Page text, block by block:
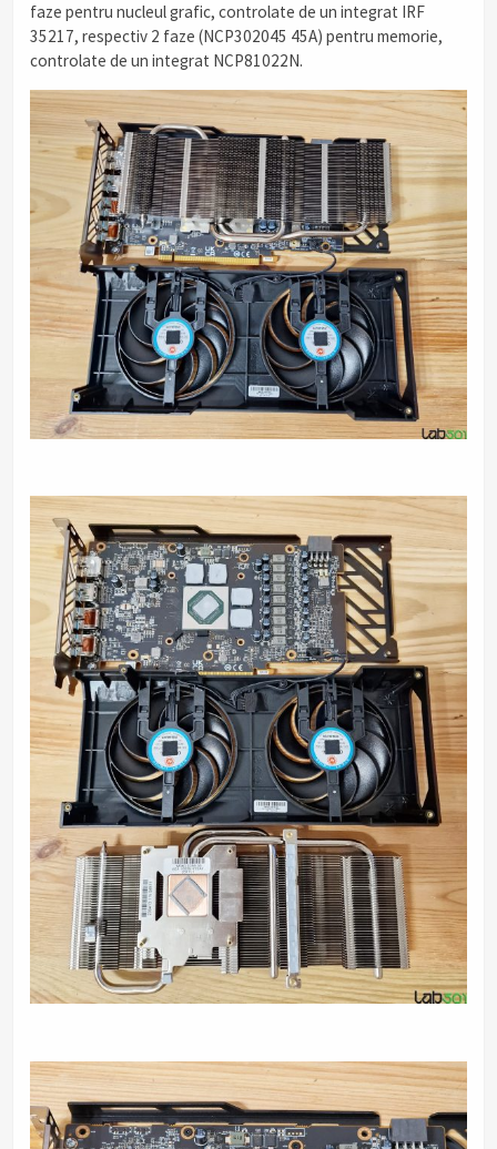
faze pentru nucleul grafic, controlate de un integrat IRF
35217, respectiv 2 faze (NCP302045 45A) pentru memorie,
controlate de un integrat NCP81022N.